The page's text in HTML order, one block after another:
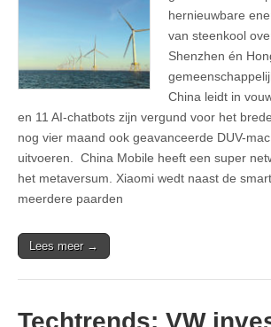
hernieuwbare
van steenkool
Shenzhen én
China leidt in
en 11 AI-chatbots zijn vergund voor het
nog vier maand ook geavanceerde DUV-
uitvoeren. China Mobile heeft een super
het metaversum. Xiaomi wedt naast de
meerdere paarden
Lees meer →
Techtrends: VW